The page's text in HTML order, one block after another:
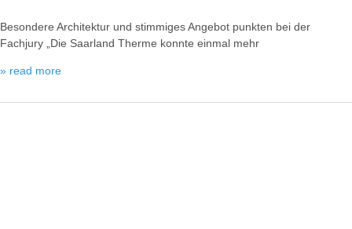
Besondere Architektur und stimmiges Angebot punkten bei der
Fachjury „Die Saarland Therme konnte einmal mehr
» read more